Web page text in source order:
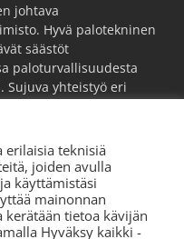
johtava
Hyvä palotekninen
säästöt
paloturvallisuudesta
Sujuva yhteistyö eri
eteenpäin.
erilaisia teknisiä
joiden avulla
käyttämistäsi
mainonnan
tietoa kävijän
Hyväksy kaikki -